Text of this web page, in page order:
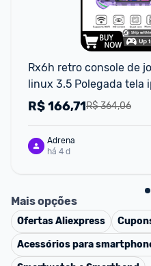
Rx6h retro console de
linux 3.5 Polegada tela
player vídeo 64gb
R$ 364,06
R$166,71
Adrena
há 4 d
Mais opções
OfertasAliexpress
Acessórios para